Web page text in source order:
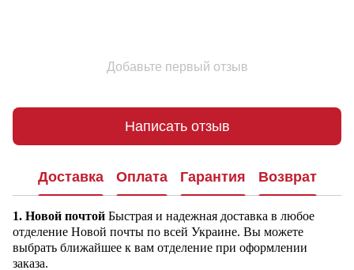
Добавьте первый отзыв
Написать отзыв
Доставка Оплата Гарантия Возврат
1. Новой почтой Быстрая и надежная доставка в любое
отделение Новой почты по всей Украине. Вы можете
выбрать ближайшее к вам отделение при оформлении
заказа.